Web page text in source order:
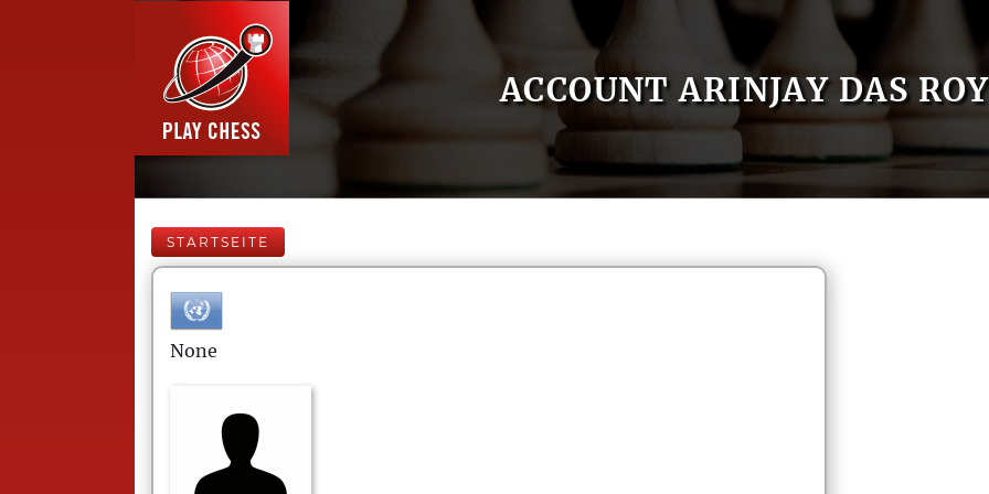
ACCOUNT ARINJAY DAS ROY
STARTSEITE
None